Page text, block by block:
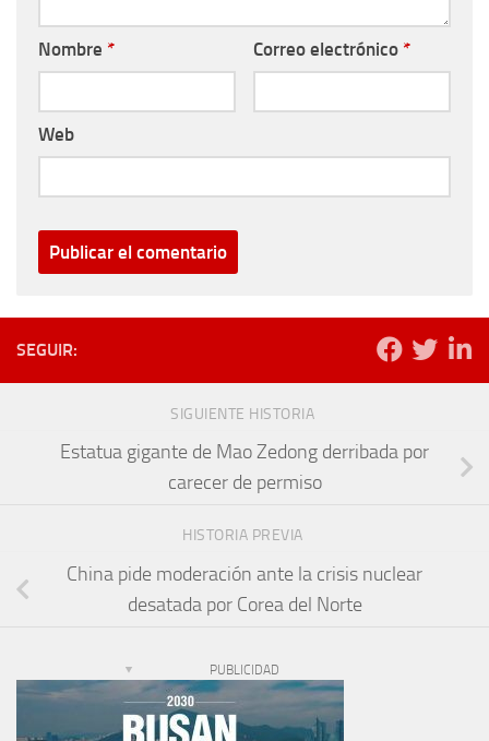
Nombre * Correo electrónico *
Web
SEGUIR:
SIGUIENTE HISTORIA
Estatua gigante de Mao Zedong derribada por
carecer de permiso
HISTORIA PREVIA
China pide moderación ante la crisis nuclear
desatada por Corea del Norte
PUBLICIDAD